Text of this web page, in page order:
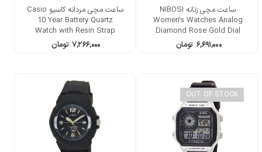
ساعت مچی زنانه NIBOSI
Women’s Watches Analog
Diamond Rose Gold Dial
Watches for Women
۶,۶۹۱,۰۰۰ تومان
ساعت مچی مردانه کاسیو Casio
10 Year Battery Quartz
Watch with Resin Strap
۷,۲۶۶,۰۰۰ تومان
OUT OF STOCK